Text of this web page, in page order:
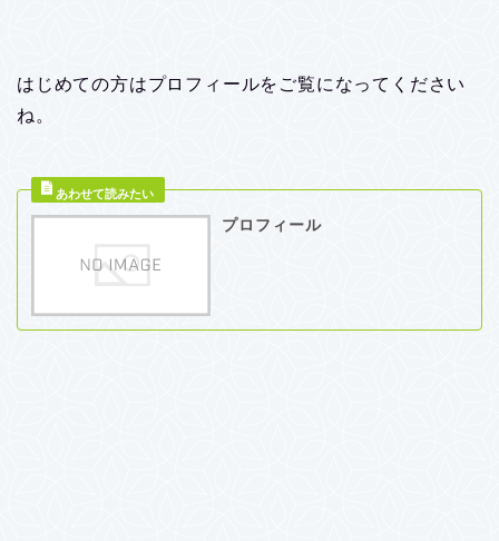
はじめての方はプロフィールをご覧になってください
ね。
プロフィール